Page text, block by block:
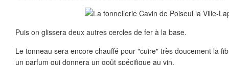
Puis on glissera deux autres cercles de fer à la base.
Le tonneau sera encore chauffé pour "cuire" très doucement la
un parfum qui donnera un goût spécifique au vin.